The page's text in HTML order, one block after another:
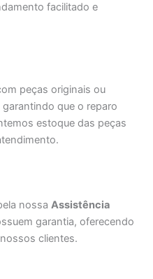
facilitado e
peças originais ou
que o reparo
estoque das peças
nossaAssistência
garantia, oferecendo
clientes.